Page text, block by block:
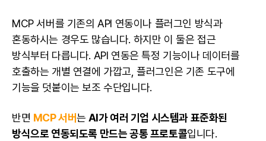
MCP 서버를 기존의 API 연동이나 플러그인 방식과
혼동하시는 경우도 많습니다. 하지만 이 둘은 접근
방식부터 다릅니다. API 연동은 특정 기능이나 데이터를
호출하는 개별 연결에 가깝고, 플러그인은 기존 도구에
기능을 덧붙이는 보조 수단입니다.
반면 MCP 서버는 AI가 여러 기업 시스템과 표준화된
방식으로 연동되도록 만드는 공통 프로토콜입니다.